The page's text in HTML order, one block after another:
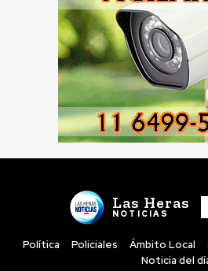
Las Heras
NOTICIAS
Política Policiales Ámbito Local
Noticia del